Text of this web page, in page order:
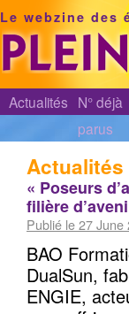
Le webzine des
Actualités N° déjà
parus
Actualités
« Poseurs
filière
Publié le 27 June
BAO
DualSun,
ENGIE,